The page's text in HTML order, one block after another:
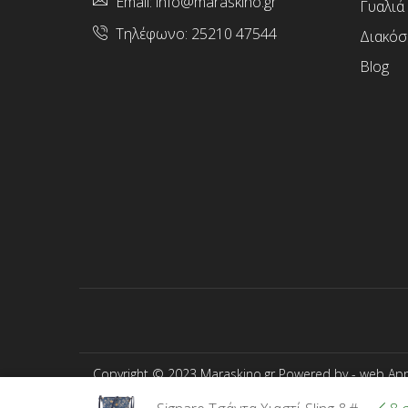
Τηλέφωνο: 25210 47544
Γυαλιά
Blog
Copyright © 2023 Maraskino.gr Powered by -web